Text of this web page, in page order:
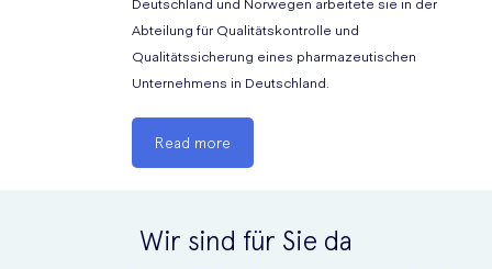
Abteilung für Qualitätskontrolle und
Qualitätssicherung eines pharmazeutischen
Unternehmens in Deutschland.
Read more
Wir sind für Sie da